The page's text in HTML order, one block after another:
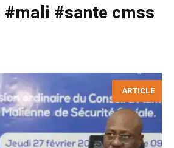
#mali #sante cmss
ARTICLE